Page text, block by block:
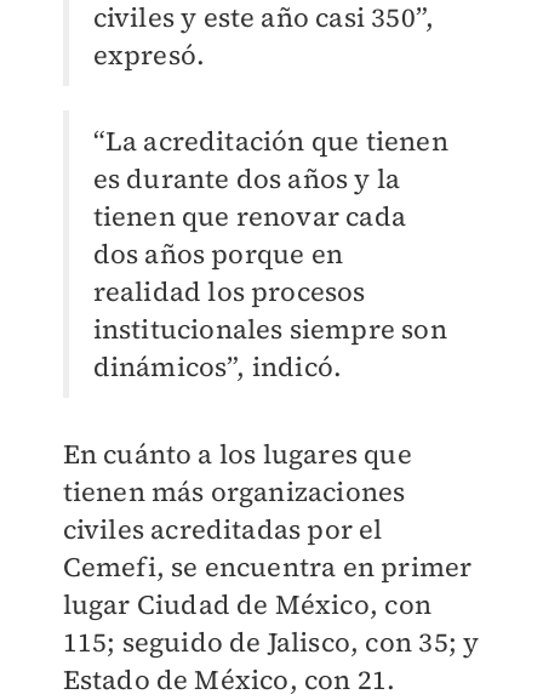
civiles y este año casi 350”,
expresó.
“La acreditación que tienen
es durante dos años y la
tienen que renovar cada
dos años porque en
realidad los procesos
institucionales siempre son
dinámicos”, indicó.
En cuánto a los lugares que
tienen más organizaciones
civiles acreditadas por el
Cemefi, se encuentra en primer
lugar Ciudad de México, con
115; seguido de Jalisco, con 35; y
Estado de México, con 21.